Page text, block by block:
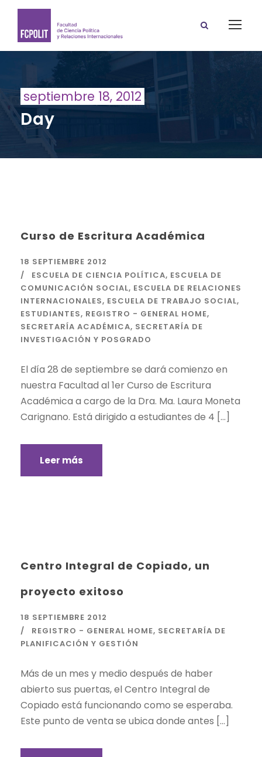
septiembre 18, 2012
Day
Curso de Escritura Académica
18 SEPTIEMBRE 2012
ESCUELA DE CIENCIA POLÍTICA, ESCUELA DE
COMUNICACIÓN SOCIAL, ESCUELA DE RELACIONES
INTERNACIONALES, ESCUELA DE TRABAJO SOCIAL,
ESTUDIANTES, REGISTRO - GENERAL HOME,
SECRETARÍA ACADÉMICA, SECRETARÍA DE
INVESTIGACIÓN Y POSGRADO
El día 28 de septiembre se dará comienzo en
nuestra Facultad al 1er Curso de Escritura
Académica a cargo de la Dra. Ma. Laura Moneta
Carignano. Está dirigido a estudiantes de 4 […]
Leer más
Centro Integral de Copiado, un
proyecto exitoso
18 SEPTIEMBRE 2012
REGISTRO - GENERAL HOME, SECRETARÍA DE
PLANIFICACIÓN Y GESTIÓN
Más de un mes y medio después de haber
abierto sus puertas, el Centro Integral de
Copiado está funcionando como se esperaba.
Este punto de venta se ubica donde antes […]